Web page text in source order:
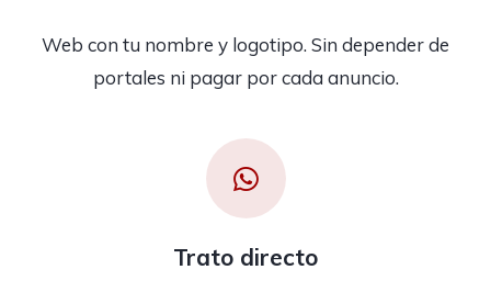
Web con tu nombre y logotipo. Sin depender de
portales ni pagar por cada anuncio.
Trato directo